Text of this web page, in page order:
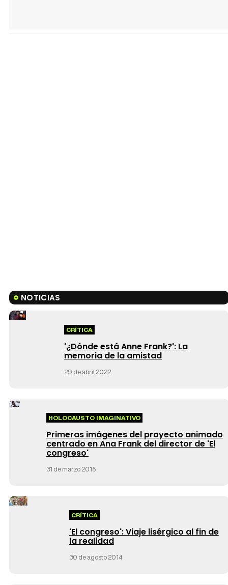
NOTICIAS
CRÍTICA
'¿Dónde está Anne Frank?': La
memoria de la amistad
29 de abril 2022
HOLOCAUSTO IMAGINATIVO
Primeras imágenes del proyecto animado
centrado en Ana Frank del director de 'El
congreso'
31 de marzo 2015
CRÍTICA
'El congreso': Viaje lisérgico al fin de
la realidad
30 de agosto 2014